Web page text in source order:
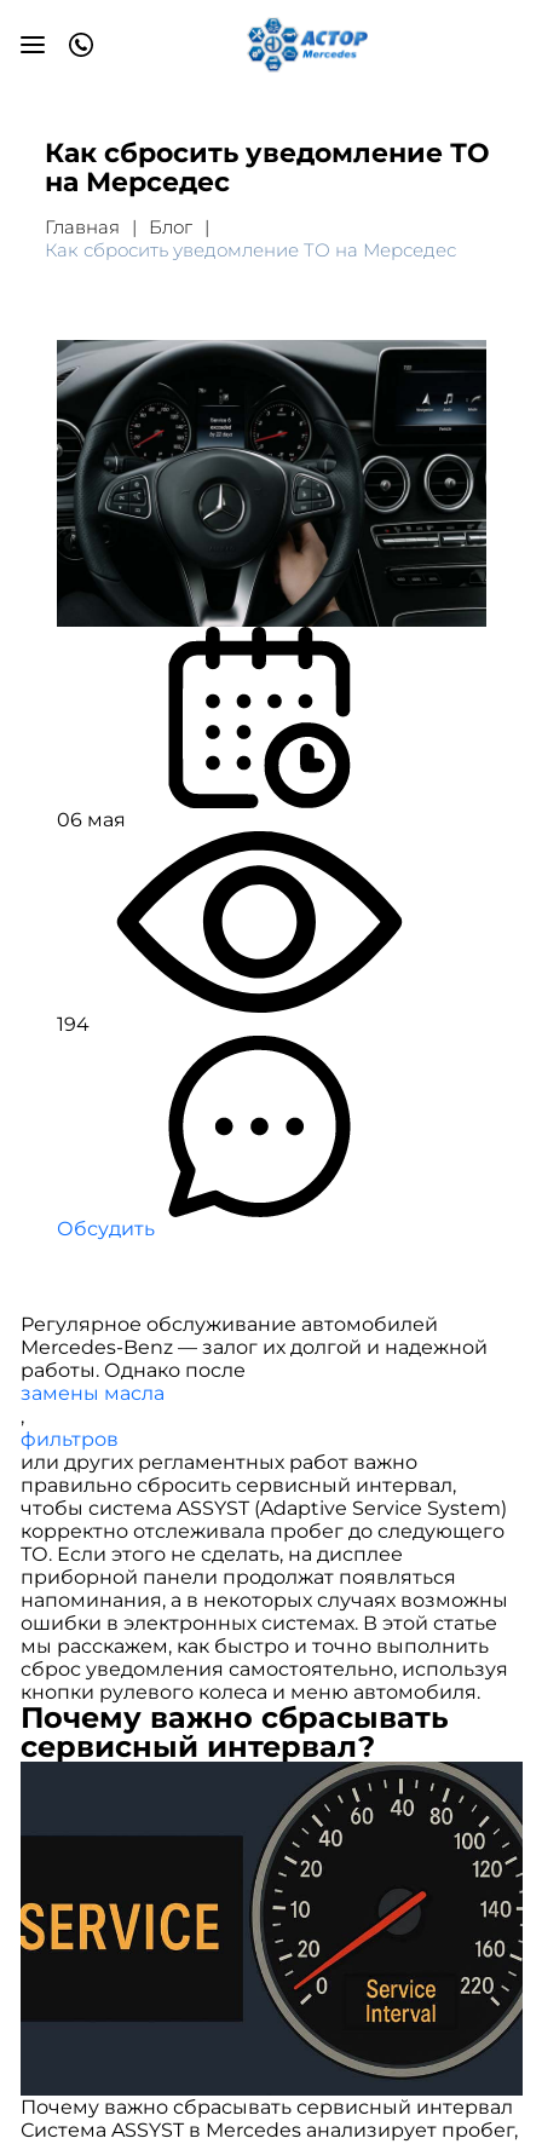
Как сбросить уведомление ТО
на Мерседес
Главная
Блог
Как сбросить уведомление ТО на Мерседес
06 мая
194
Обсудить
Регулярное обслуживание автомобилей
Mercedes-Benz — залог их долгой и надежной
работы. Однако после
замены масла
,
фильтров
или других регламентных работ важно
правильно сбросить сервисный интервал,
чтобы система ASSYST (Adaptive Service System)
корректно отслеживала пробег до следующего
ТО. Если этого не сделать, на дисплее
приборной панели продолжат появляться
напоминания, а в некоторых случаях возможны
ошибки в электронных системах. В этой статье
мы расскажем, как быстро и точно выполнить
сброс уведомления самостоятельно, используя
кнопки рулевого колеса и меню автомобиля.
Почему важно сбрасывать
сервисный интервал?
Почему важно сбрасывать сервисный интервал
Система ASSYST в Mercedes анализирует пробег,